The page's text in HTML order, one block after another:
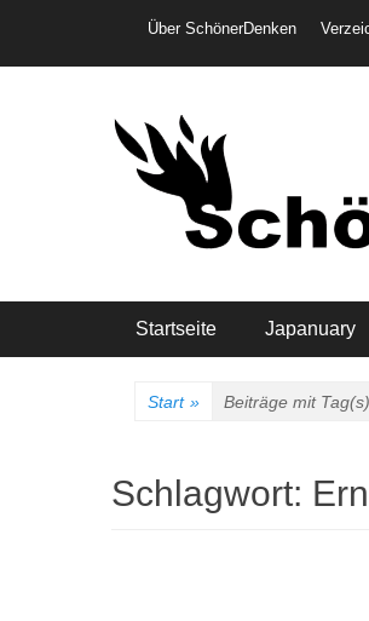
Header-Menü
Über SchönerDenken
Hauptmenü
Startseite Japanuary
Start » Beiträge mit Tag(s)
Schlagwort: